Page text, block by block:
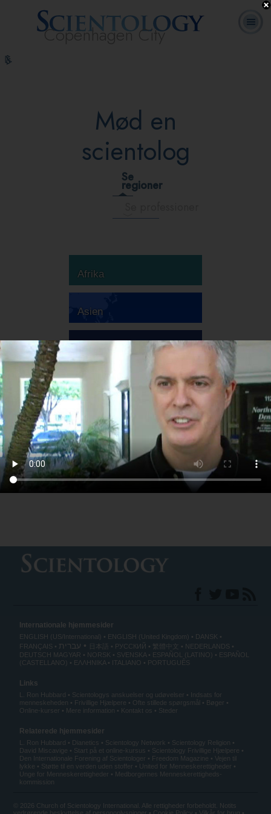
Copenhagen City
Hubbard
Mød en
scientolog
Se
regioner
Afrika
Asien
Australien
Europa
Sydamerika
Nordamerika
Internationale hjemmesider
ENGLISH (US/International) ENGLISH (United Kingdom)
DANSK
FRANÇAIS
עברית 日本語 РУССКИЙ 繁體中文
NEDERLANDS
DEUTSCH MAGYAR NORSK SVENSKA ESPAÑOL (LATINO)
ESPAÑOL
(CASTELLANO)
ΕΛΛΗΝΙΚA ITALIANO PORTUGUÊS
Links
L. Ron Hubbard Scientologys anskuelser og udøvelser
Indsats for
menneskeheden
Frivillige Hjælpere Ofte stillede spørgsmål
Bøger
Online-kurser
Mere information Kontakt os Steder
Relaterede hjemmesider
L. Ron Hubbard Dianetics Scientology Network
Scientology Religion
David Miscavige
Start på et online-kursus
Scientology Frivillige Hjælpere
Den Internationale Forening af Scientologer
Freedom Magazine
Vejen til
lykke
Støtte til en verden uden stoffer
United for Menneskerettigheder
Unge for Menneskerettigheder
Medborgernes Menneskerettigheds­
kommission
© 2026 Church of Scientology International. Alle rettigheder forbeholdt. Notits